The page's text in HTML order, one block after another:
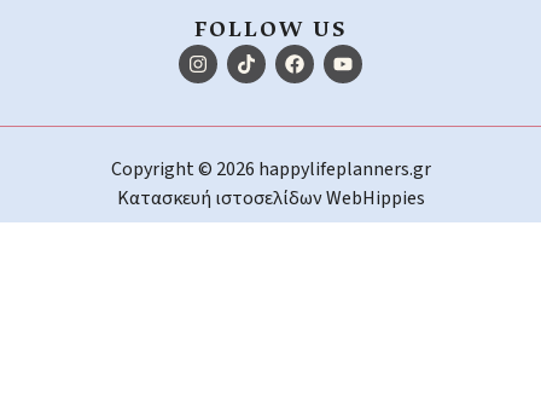
FOLLOW US
Copyright © 2026 happylifeplanners.gr
Κατασκευή ιστοσελίδωνWebHippies